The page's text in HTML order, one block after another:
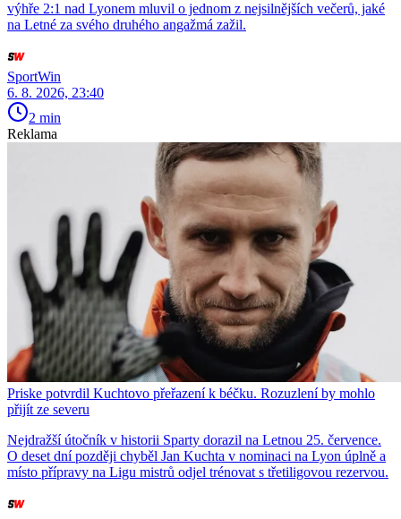
výhře 2:1 nad Lyonem mluvil o jednom z nejsilnějších večerů, jaké
na Letné za svého druhého angažmá zažil.
SportWin
6. 8. 2026, 23:40
2 min
Reklama
Priske potvrdil Kuchtovo přeřazení k béčku. Rozuzlení by mohlo
přijít ze severu
Nejdražší útočník v historii Sparty dorazil na Letnou 25. července.
O deset dní později chyběl Jan Kuchta v nominaci na Lyon úplně a
místo přípravy na Ligu mistrů odjel trénovat s třetiligovou rezervou.